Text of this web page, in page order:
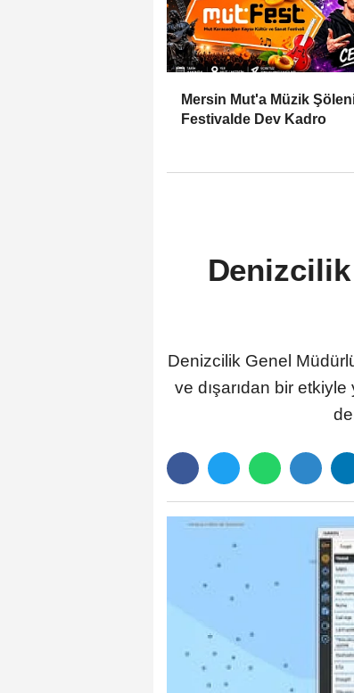
Mersin Mut'a Müzik
Festivalde Dev Kadro
Denizcilik Genel
ve dışarıdan bir